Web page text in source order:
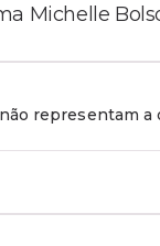
Michelle
representam